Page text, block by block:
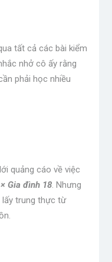
tất cả các bài kiểm
nhở cô ấy rằng
phải học nhiều
quảng cáo về việc
Gia đình 18. Nhưng
trung thực từ